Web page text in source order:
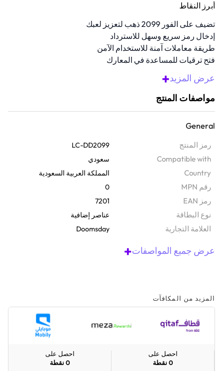
أبرز النقاط
تضيف على الفور 2099 ذهب لتعزيز لعبك
إدخال رمز سريع وسهل للاسترداد
طريقة معاملات آمنة للاستخدام الآمن
فتح ترقيات للمساعدة في المعارك
تسريع التقدم في مهام ديومز داي
الفور إلى حسابك لتسبقك في المنافسة على المعارك والمهام. إذا كنت
مهتمًا باللعبة حقًا، تمنحك هذه البطاقة المزيد من القوة الشرائية للحصول
على العتاد والموارد والترقيات بسرعة.
عرض المزيد+
مواصفات المنتج
General
رمز المنتج LC-DD2099
Compatible with سعودي
Country المملكة العربية السعودية
رقم MPN 0
رمز EAN 7201
نوع البطاقة عناصر إضافية
‫العلامة التجارية Doomsday
عرض جميع المواصفات+
المزيد من المكافآت
احصل على
0 نقطة
احصل على
0 نقطة